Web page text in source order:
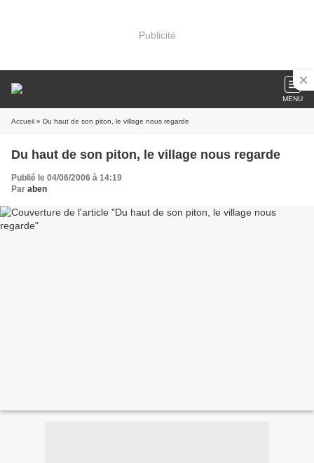
Publicité
MENU
Accueil » Du haut de son piton, le village nous regarde
Du haut de son piton, le village nous regarde
Publié le 04/06/2006 à 14:19
Par aben